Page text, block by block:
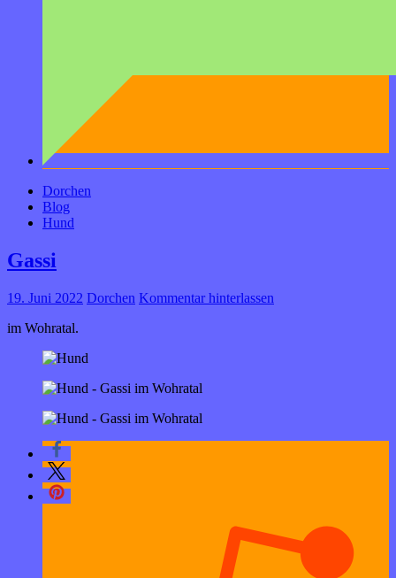
Dorchen
Blog
Hund
Gassi
19. Juni 2022 Dorchen Kommentar hinterlassen
im Wohratal.